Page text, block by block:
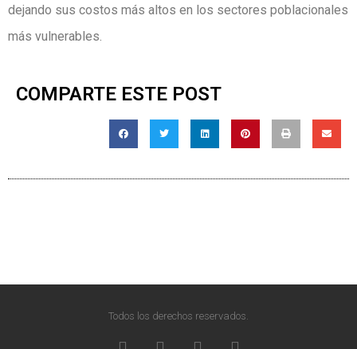
dejando sus costos más altos en los sectores poblacionales
más vulnerables.
COMPARTE ESTE POST
Todos los derechos reservados.